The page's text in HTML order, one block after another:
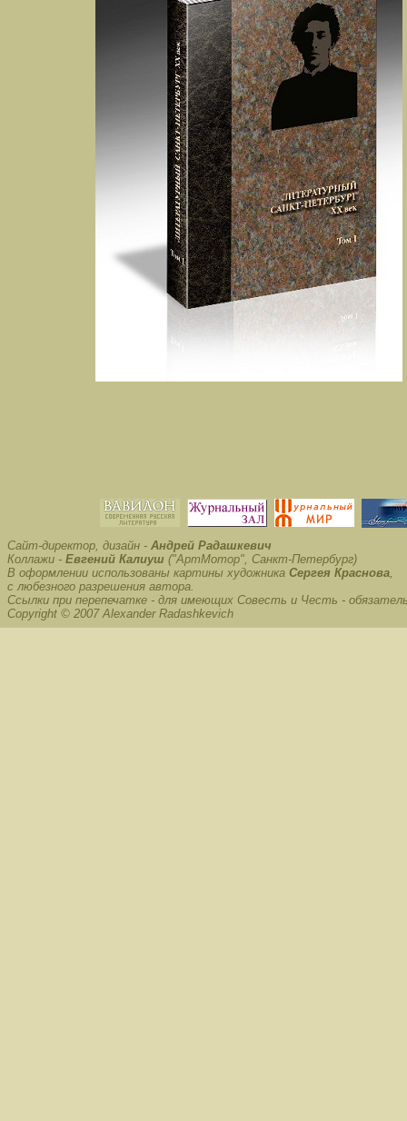
Сайт-директор, дизайн - Андрей Радашкевич
Коллажи - Евгений Калиуш ("АртМотор", Санкт-Петербург)
В оформлении использованы картины художника Сергея Краснова,
с любезного разрешения автора.
Ссылки при перепечатке - для имеющих Совесть и Честь -
Copyright © 2007 Alexander Radashkevich